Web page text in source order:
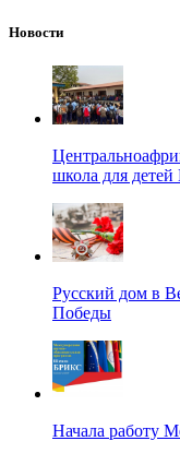
Новости
школа для
Русский дом в
Победы
Начала работу